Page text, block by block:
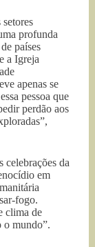
profunda
países
a Igreja
apenas se
pessoa que
perdão aos
celebrações da
em
fogo.
clima de
o mundo”.